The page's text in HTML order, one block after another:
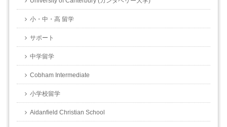
小・中・高 留学
サポート
中学留学
Cobham Intermediate
小学校留学
Aidanfield Christian School